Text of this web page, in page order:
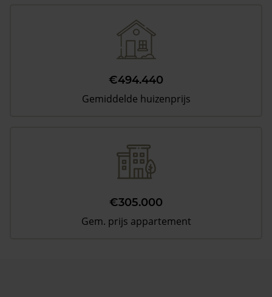
€494.440
Gemiddelde huizenprijs
€305.000
Gem. prijs appartement